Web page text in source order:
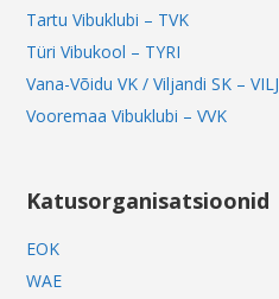
Tartu Vibuklubi – TVK
Türi Vibukool – TYRI
Vana-Võidu VK / Viljandi SK – VILJ
Vooremaa Vibuklubi – VVK
Katusorganisatsioonid
EOK
WAE